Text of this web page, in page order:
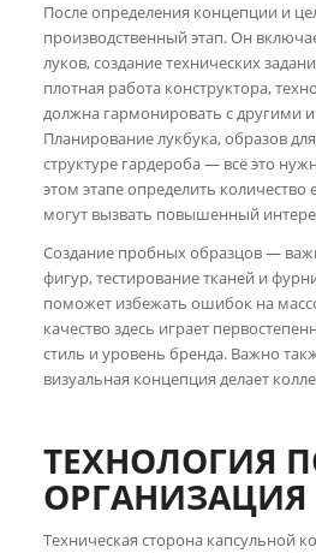
После определения концепции и
производственный этап. Он
луков, создание технических
плотная работа конструктора,
должна гармонировать с другими
Планирование лукбука, образов
структуре гардероба — всё это
этом этапе определить
могут вызвать повышенный
Создание пробных образцов —
фигур, тестирование тканей и
поможет избежать ошибок на
качество здесь играет
стиль и уровень бренда. Важно
визуальная концепция делает
ТЕХНОЛОГИЯ
Техническая сторона капсульной